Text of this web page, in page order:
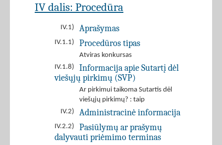
IV dalis: Procedūra
IV.1) Aprašymas
IV.1.1) Procedūros tipas
Atviras konkursas
IV.1.8)
Informacija apie Sutartį dėl
viešųjų pirkimų (SVP)
Ar pirkimui taikoma Sutartis dėl
viešųjų pirkimų? : taip
IV.2)
Administracinė informacija
IV.2.2)
Pasiūlymų ar prašymų
dalyvauti priėmimo terminas